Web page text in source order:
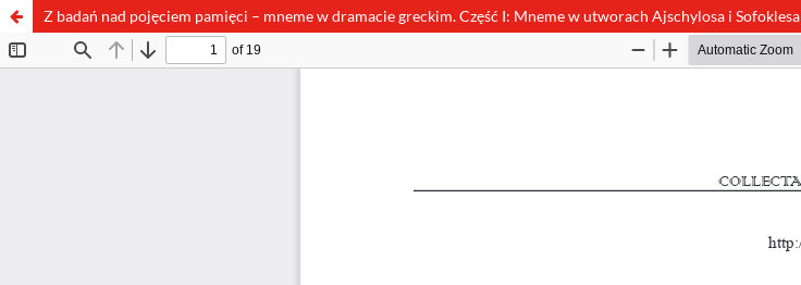
Z badań nad pojęciem pamięci – mneme w dramacie greckim. Część I: Mneme w utworach Ajschylosa i Sofoklesa